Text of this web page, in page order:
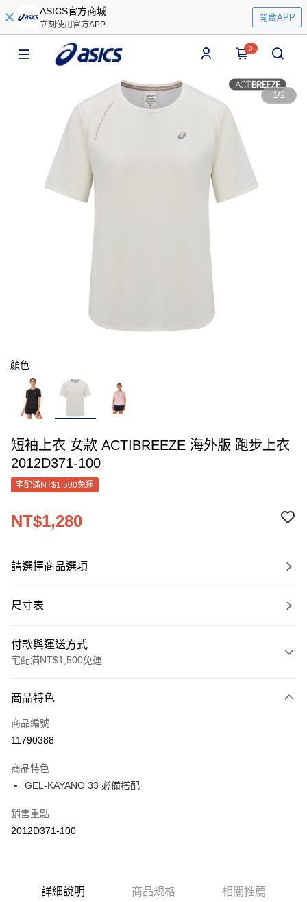
ASICS官方商城
立刻使用官方APP
開啟APP
0
1/2
顏色
短袖上衣 女款 ACTIBREEZE 海外版 跑步上衣
2012D371-100
宅配滿NT$1,500免運
NT$1,280
請選擇商品選項
尺寸表
付款與運送方式
宅配滿NT$1,500免運
信用卡一次付款
信用卡分期付款
合作金庫商業銀行
華南商業銀行
國泰世華商業銀行
臺灣中小企業銀行
玉山商業銀行
星展（台灣）商業銀行
運送方式
黑貓宅急便 (僅限台灣本島，離島恕不配送) 預計2-3個工作天到貨
商品特色
商品編號
11790388
商品特色
GEL-KAYANO 33 必備搭配
銷售重點
2012D371-100
詳細說明 商品規格 相關推薦